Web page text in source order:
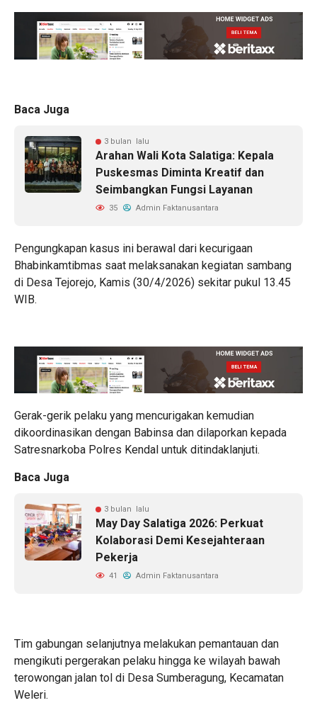
Baca Juga
3 bulan lalu
Arahan Wali Kota Salatiga: Kepala
Puskesmas Diminta Kreatif dan
Seimbangkan Fungsi Layanan
35 Admin Faktanusantara
Pengungkapan kasus ini berawal dari kecurigaan
Bhabinkamtibmas saat melaksanakan kegiatan sambang
di Desa Tejorejo, Kamis (30/4/2026) sekitar pukul 13.45
WIB.
Gerak-gerik pelaku yang mencurigakan kemudian
dikoordinasikan dengan Babinsa dan dilaporkan kepada
Satresnarkoba Polres Kendal untuk ditindaklanjuti.
Baca Juga
3 bulan lalu
May Day Salatiga 2026: Perkuat
Kolaborasi Demi Kesejahteraan
Pekerja
41 Admin Faktanusantara
Tim gabungan selanjutnya melakukan pemantauan dan
mengikuti pergerakan pelaku hingga ke wilayah bawah
terowongan jalan tol di Desa Sumberagung, Kecamatan
Weleri.